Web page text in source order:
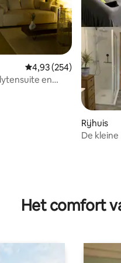
Gemiddelde
4,93 (254)
en
Rijhuis
De
Het comfort